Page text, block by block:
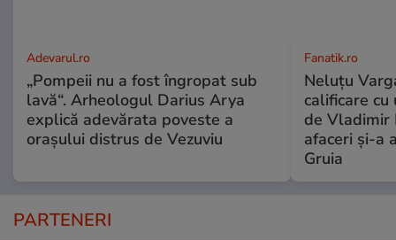
Adevarul.ro
„Pompeii nu a fost îngropat sub
lavă“. Arheologul Darius Arya
explică adevărata poveste a
orașului distrus de Vezuviu
Fanatik.ro
Neluțu
calificare
de Vladimir
afaceri şi-a
Gruia
PARTENERI